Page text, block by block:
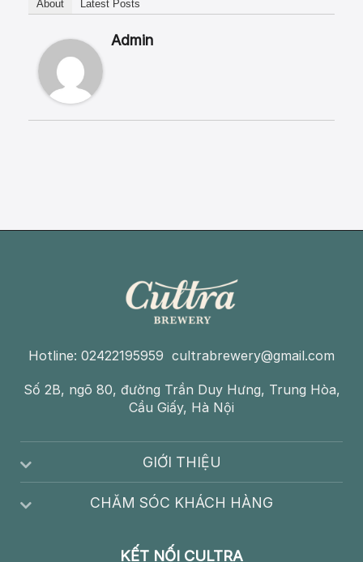
About Latest Posts
Admin
Hotline: 02422195959 cultrabrewery@gmail.com
Số 2B, ngõ 80, đường Trần Duy Hưng, Trung Hòa,
Cầu Giấy, Hà Nội
GIỚI THIỆU
CHĂM SÓC KHÁCH HÀNG
KẾT NỐI CULTRA